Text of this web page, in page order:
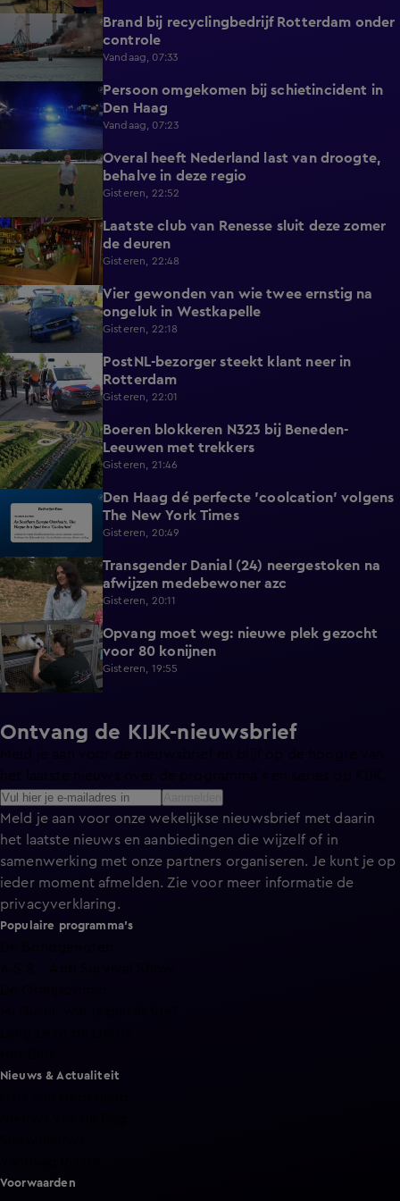
0:36
Brand bij recyclingbedrijf Rotterdam onder
controle
Vandaag, 07:33
Persoon omgekomen bij schietincident in
Den Haag
Vandaag, 07:23
1:54
Overal heeft Nederland last van droogte,
behalve in deze regio
Gisteren, 22:52
2:08
Laatste club van Renesse sluit deze zomer
de deuren
Gisteren, 22:48
0:30
Vier gewonden van wie twee ernstig na
ongeluk in Westkapelle
Gisteren, 22:18
0:26
PostNL-bezorger steekt klant neer in
Rotterdam
Gisteren, 22:01
0:33
Boeren blokkeren N323 bij Beneden-
Leeuwen met trekkers
Gisteren, 21:46
Den Haag dé perfecte 'coolcation' volgens
The New York Times
Gisteren, 20:49
2:04
Transgender Danial (24) neergestoken na
afwijzen medebewoner azc
Gisteren, 20:11
1:56
Opvang moet weg: nieuwe plek gezocht
voor 80 konijnen
Gisteren, 19:55
Ontvang de KIJK-nieuwsbrief
Meld je aan voor de nieuwsbrief en blijf op de hoogte van
Meld je aan voor onze wekelijkse nieuwsbrief met daarin
het laatste nieuws en aanbiedingen die wijzelf of in
samenwerking met onze partners organiseren. Je kunt je op
ieder moment afmelden. Zie voor meer informatie de
privacyverklaring.
Populaire programma's
Nieuws & Actualiteit
Voorwaarden